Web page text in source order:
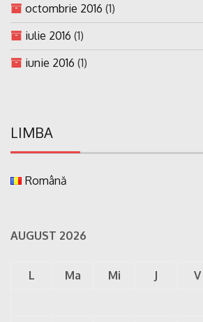
octombrie 2016 (1)
iulie 2016 (1)
iunie 2016 (1)
LIMBA
Română
AUGUST 2026
L Ma Mi J V